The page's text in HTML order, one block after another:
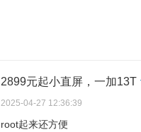
2899元起小直屏，一加13T
2025-04-27 12:36:39
root起来还方便